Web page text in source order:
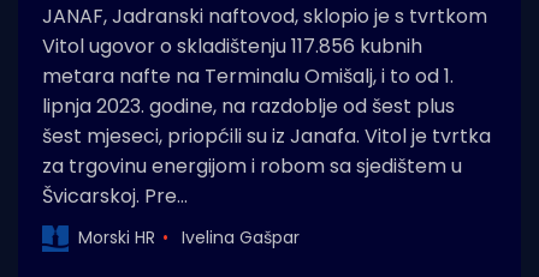
JANAF, Jadranski naftovod, sklopio je s tvrtkom
Vitol ugovor o skladištenju 117.856 kubnih
metara nafte na Terminalu Omišalj, i to od 1.
lipnja 2023. godine, na razdoblje od šest plus
šest mjeseci, priopćili su iz Janafa. Vitol je tvrtka
za trgovinu energijom i robom sa sjedištem u
Švicarskoj. Pre…
Morski HR Ivelina Gašpar